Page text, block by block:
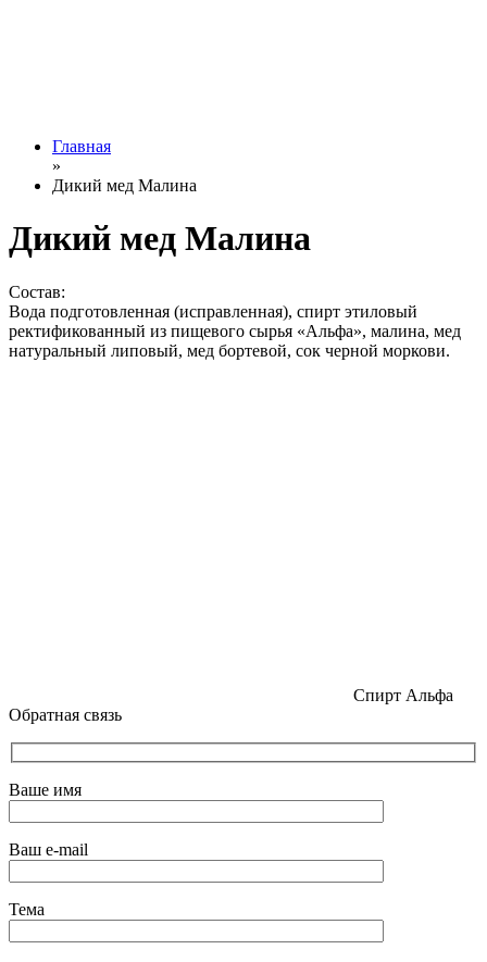
Главная
»
Дикий мед Малина
Дикий мед Малина
Состав:
Вода подготовленная (исправленная), спирт этиловый
ректификованный из пищевого сырья «Альфа», малина, мед
натуральный липовый, мед бортевой, сок черной моркови.
Спирт Альфа
Обратная связь
Ваше имя
Ваш e-mail
Тема